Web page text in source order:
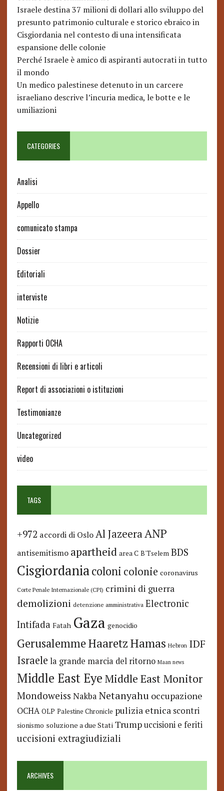
Israele destina 37 milioni di dollari allo sviluppo del
presunto patrimonio culturale e storico ebraico in
Cisgiordania nel contesto di una intensificata
espansione delle colonie
Perché Israele è amico di aspiranti autocrati in tutto
il mondo
Un medico palestinese detenuto in un carcere
israeliano descrive l’incuria medica, le botte e le
umiliazioni
CATEGORIES
Analisi
Appello
comunicato stampa
Dossier
Editoriali
interviste
Notizie
Rapporti OCHA
Recensioni di libri e articoli
Report di associazioni o istituzioni
Testimonianze
Uncategorized
video
TAGS
+972 accordi di Oslo Al JazeeraANP
antisemitismo apartheid area C B'Tselem BDS
Cisgiordaniacoloni colonie coronavirus
Corte Penale Internazionale (CPI) crimini di guerra
demolizioni detenzione amministrativa Electronic
Intifada Fatah Gaza genocidio
GerusalemmeHaaretzHamas Hebron IDF
Israele la grande marcia del ritorno Maan news
Middle East Eye Middle East Monitor
Mondoweiss Nakba Netanyahu occupazione
OCHA OLP Palestine Chronicle pulizia etnica scontri
sionismo soluzione a due Stati Trump uccisioni e feriti
uccisioni extragiudiziali
ARCHIVES